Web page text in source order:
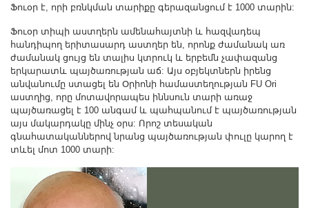
Photogallery
Videogallery
Web Resources
Other Academies
"Gitutyun" newspaper
"In the World of Science" Journal
Publications in Press
Notices
Anniversaries
Universities
Ֆուօր է, որի բռնկման տարիքը գերազանցում է 1000 տարին:
Ֆուօր տիպի աստղերն ամենահայտնի և հազվադեպ
հանդիպող երիտասարդ աստղեր են, որոնք ժամանակ առ
ժամանակ ցույց են տալիս կտրուկ և երբեմն չափազանց
երկարատև պայծառության աճ: Այս օբյեկտներն իրենց
անվանումը ստացել են Օրիոնի համաստեղության FU Ori
աստղից, որը մոտավորապես իննսուն տարի առաջ
պայծառացել է 100 անգամ և պահպանում է պայծառության
այս մակարդակը մինչ օրս: Որոշ տեսական
գնահատականներով նրանց պայծառության փուլը կարող է
տևել մոտ 1000 տարի: